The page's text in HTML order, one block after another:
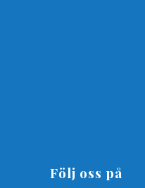
Följ oss på